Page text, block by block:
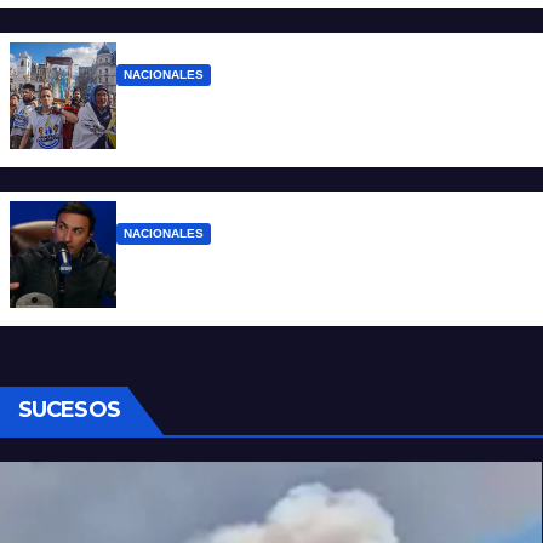
NACIONALES
NACIONALES
SUCESOS